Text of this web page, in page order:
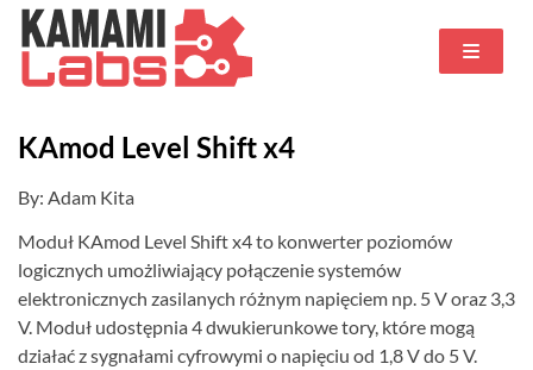
KAmod Level Shift x4
By: Adam Kita
Moduł KAmod Level Shift x4 to konwerter poziomów
logicznych umożliwiający połączenie systemów
elektronicznych zasilanych różnym napięciem np. 5 V oraz 3,3
V. Moduł udostępnia 4 dwukierunkowe tory, które mogą
działać z sygnałami cyfrowymi o napięciu od 1,8 V do 5 V.